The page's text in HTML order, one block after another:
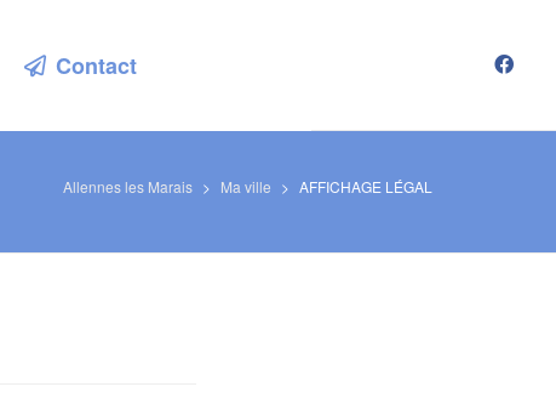
Contact
Allennes les Marais > Ma ville > AFFICHAGE LÉGAL